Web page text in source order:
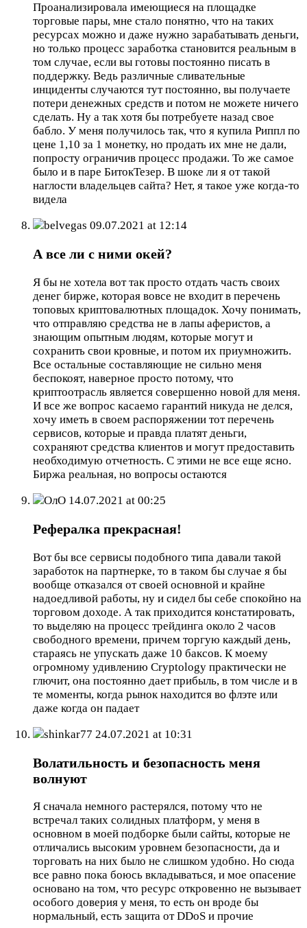
Проанализировала имеющиеся на площадке
торговые пары, мне стало понятно, что на таких
ресурсах можно и даже нужно зарабатывать деньги,
но только процесс заработка становится реальным в
том случае, если вы готовы постоянно писать в
поддержку. Ведь различные сливательные
инциденты случаются тут постоянно, вы получаете
потери денежных средств и потом не можете ничего
сделать. Ну а так хотя бы потребуете назад свое
бабло. У меня получилось так, что я купила Риппл по
цене 1,10 за 1 монетку, но продать их мне не дали,
попросту ограничив процесс продажи. То же самое
было и в паре БитокТезер. В шоке ли я от такой
наглости владельцев сайта? Нет, я такое уже когда-то
видела
belvegas 09.07.2021 at 12:14
А все ли с ними окей?
Я бы не хотела вот так просто отдать часть своих
денег бирже, которая вовсе не входит в перечень
топовых криптовалютных площадок. Хочу понимать,
что отправляю средства не в лапы аферистов, а
знающим опытным людям, которые могут и
сохранить свои кровные, и потом их приумножить.
Все остальные составляющие не сильно меня
беспокоят, наверное просто потому, что
криптоотрасль является совершенно новой для меня.
И все же вопрос касаемо гарантий никуда не делся,
хочу иметь в своем распоряжении тот перечень
сервисов, которые и правда платят деньги,
сохраняют средства клиентов и могут предоставить
необходимую отчетность. С этими не все еще ясно.
Биржа реальная, но вопросы остаются
ОлO 14.07.2021 at 00:25
Рефералка прекрасная!
Вот бы все сервисы подобного типа давали такой
заработок на партнерке, то в таком бы случае я бы
вообще отказался от своей основной и крайне
надоедливой работы, ну и сидел бы себе спокойно на
торговом доходе. А так приходится констатировать,
то выделяю на процесс трейдинга около 2 часов
свободного времени, причем торгую каждый день,
стараясь не упускать даже 10 баксов. К моему
огромному удивлению Cryptology практически не
глючит, она постоянно дает прибыль, в том числе и в
те моменты, когда рынок находится во флэте или
даже когда он падает
shinkar77 24.07.2021 at 10:31
Волатильность и безопасность меня
волнуют
Я сначала немного растерялся, потому что не
встречал таких солидных платформ, у меня в
основном в моей подборке были сайты, которые не
отличались высоким уровнем безопасности, да и
торговать на них было не слишком удобно. Но сюда
все равно пока боюсь вкладываться, и мое опасение
основано на том, что ресурс откровенно не вызывает
особого доверия у меня, то есть он вроде бы
нормальный, есть защита от DDoS и прочие